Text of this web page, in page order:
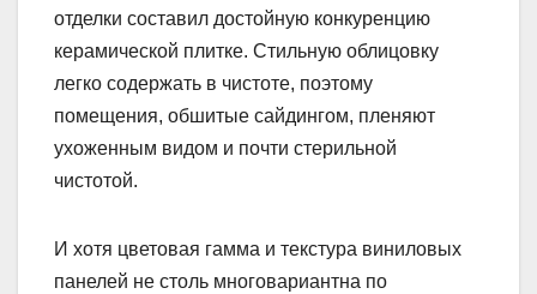
отделки составил достойную конкуренцию
керамической плитке. Стильную облицовку
легко содержать в чистоте, поэтому
помещения, обшитые сайдингом, пленяют
ухоженным видом и почти стерильной
чистотой.
И хотя цветовая гамма и текстура виниловых
панелей не столь многовариантна по